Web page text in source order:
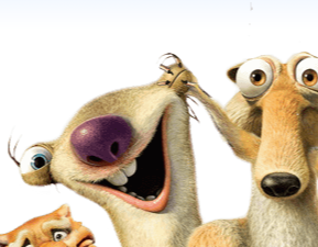
Тут комментарии излишни, кто раз посмотрел
super_stars
Вау:))) Мультик моих первых детских дней:)) Мне
Может потому что детство было очень красочным,
"Пусть бегут неуклюжи, пешеходы по луже. А вода
день непогожий, почему я веселый такой:))))
Сейчас много дерзких и лучших мультиков.. Но
своей простотой задевают душу лучше всего на